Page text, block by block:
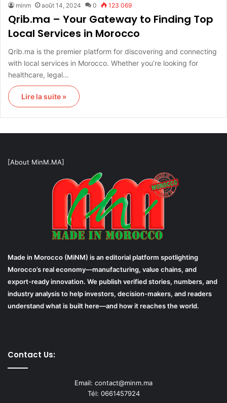
minm août 14, 2024 0 123 069
Qrib.ma – Your Gateway to Finding Top
Local Services in Morocco
Qrib.ma is the premier platform for discovering and connecting
with local services in Morocco. Whether you’re looking for
healthcare, legal…
Lire la suite »
[About MinM.MA]
Made in Morocco (MiNM) is an editorial platform spotlighting
Morocco’s real economy—manufacturing, value chains, and
export-ready innovation. We publish verified stories, numbers, and
industry analysis to help investors, decision-makers, and readers
understand what is built here—and how it reaches the world.
Contact Us:
Email: contact@minm.ma
Tél: 0661457924